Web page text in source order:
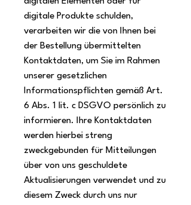
digitale Produkte schulden,
verarbeiten wir die von Ihnen bei
der Bestellung übermittelten
Kontaktdaten, um Sie im Rahmen
unserer gesetzlichen
Informationspflichten gemäß Art.
6 Abs. 1 lit. c DSGVO persönlich zu
informieren. Ihre Kontaktdaten
werden hierbei streng
zweckgebunden für Mitteilungen
über von uns geschuldete
Aktualisierungen verwendet und zu
diesem Zweck durch uns nur